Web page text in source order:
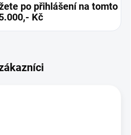
po přihlášení na tomto
Kč